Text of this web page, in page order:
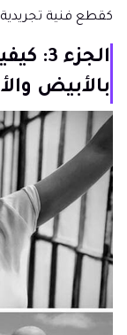
كقطع فنية
الجزء
بالأبيض